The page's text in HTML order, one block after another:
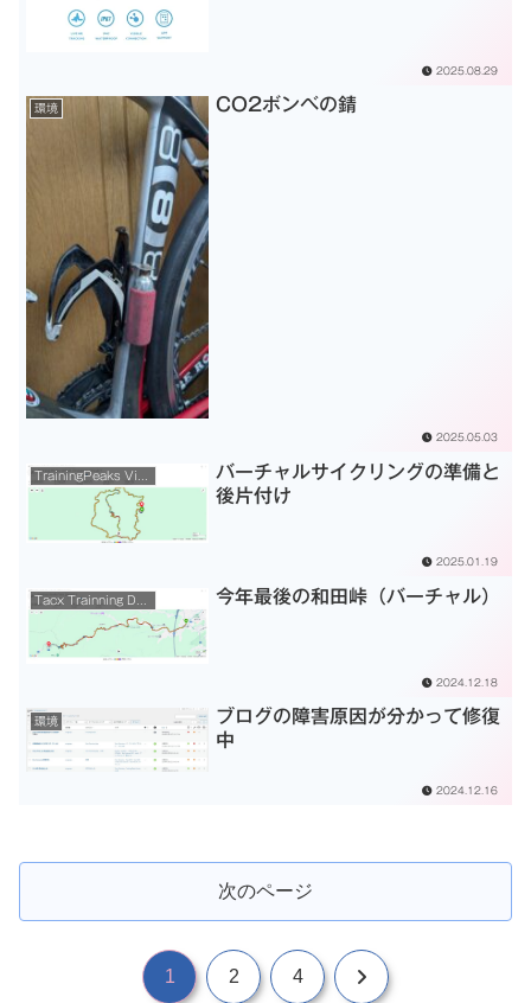
2025.08.29
環境 CO2ボンベの錆
2025.05.03
バーチャルサイクリングの準備と
後片付け
2025.01.19
今年最後の和田峠（バーチャル）
2024.12.18
環境
ブログの障害原因が分かって修復
中
2024.12.16
次のページ
1 2 4 次